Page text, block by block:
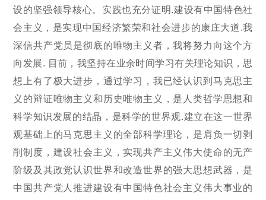
设的坚强领导核心。实践也充分证明.建设有中国特色社
会主义，是实现中国经济繁荣和社会进步的康庄大道.我
深信共产党员是彻底的唯物主义者，我将努力向这个方
向发展. 目前，我坚持在业余时间学习有关理论知识，思
想上有了极大进步，通过学习，我已经认识到马克思主
义的辩证唯物主义和历史唯物主义，是人类哲学思想和
科学知识发展的结晶，是科学的世界观.建立在这一世界
观基础上的马克思主义的全部科学理论，是肩负一切剥
削制度，建设社会主义，实现共产主义伟大使命的无产
阶级及其政党认识世界和改造世界的强大思想武器，是
中国共产党人推进建设有中国特色社会主义伟大事业的